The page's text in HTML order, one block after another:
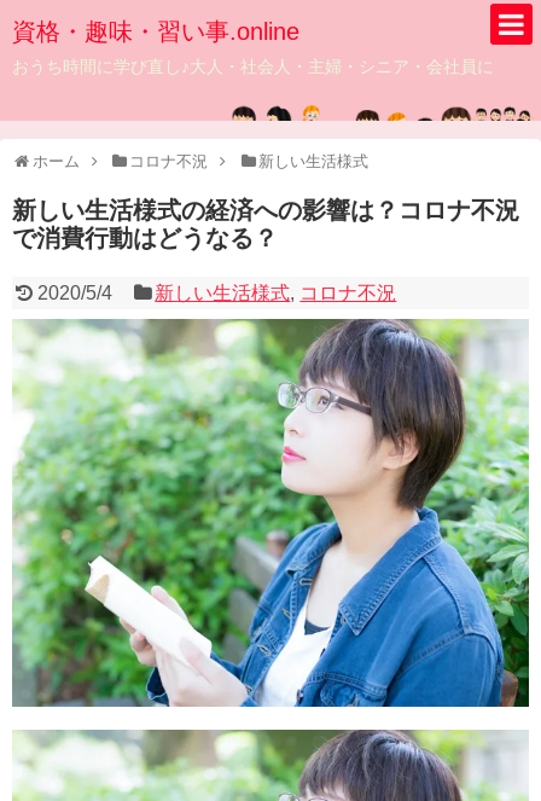
資格・趣味・習い事.online
おうち時間に学び直し♪大人・社会人・主婦・シニア・会社員に
ホーム コロナ不況 新しい生活様式
新しい生活様式の経済への影響は？コロナ不況
で消費行動はどうなる？
2020/5/4 新しい生活様式, コロナ不況